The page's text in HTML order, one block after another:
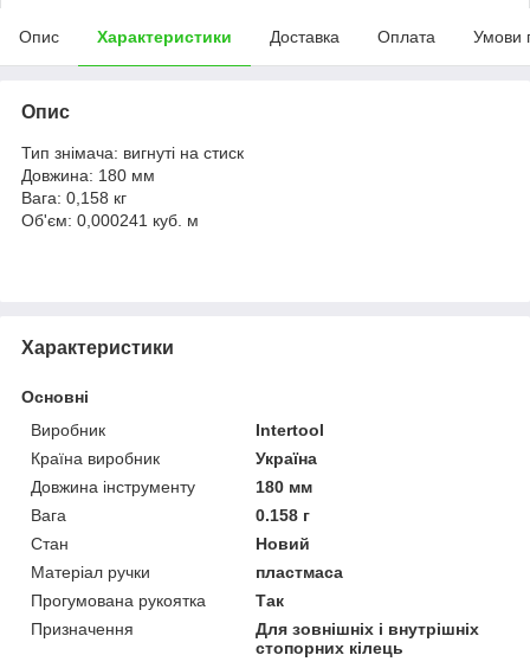
Опис Характеристики Доставка Оплата Умови
Опис
Тип знімача: вигнуті на стиск
Довжина: 180 мм
Вага: 0,158 кг
Об'єм: 0,000241 куб. м
Характеристики
Основні
Виробник
Intertool
Країна виробник
Україна
Довжина інструменту
180 мм
Вага
0.158 г
Стан
Новий
Матеріал ручки
пластмаса
Прогумована рукоятка
Так
Призначення
Для зовнішніх і внутрішніх
стопорних кілець